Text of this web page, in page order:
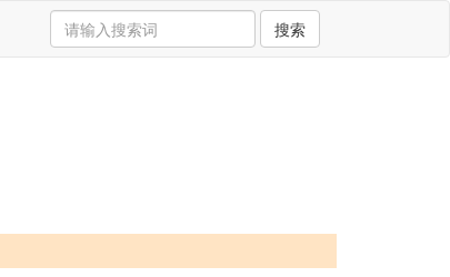
搜索